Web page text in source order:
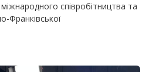
співробітництва та
Франківської